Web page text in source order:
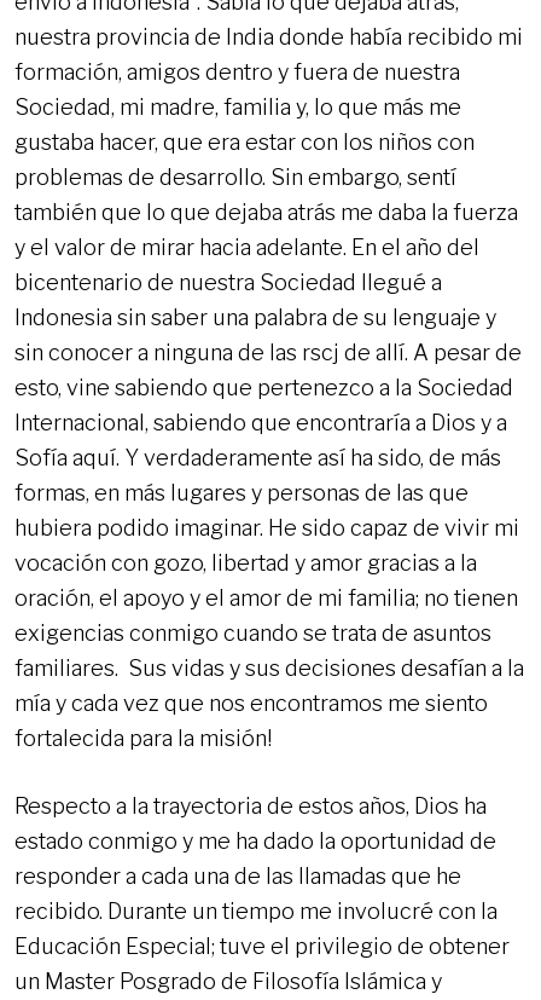
nuestra provincia de India donde había recibido mi
formación, amigos dentro y fuera de nuestra
Sociedad, mi madre, familia y, lo que más me
gustaba hacer, que era estar con los niños con
problemas de desarrollo. Sin embargo, sentí
también que lo que dejaba atrás me daba la fuerza
y el valor de mirar hacia adelante. En el año del
bicentenario de nuestra Sociedad llegué a
Indonesia sin saber una palabra de su lenguaje y
sin conocer a ninguna de las rscj de allí. A pesar de
esto, vine sabiendo que pertenezco a la Sociedad
Internacional, sabiendo que encontraría a Dios y a
Sofía aquí. Y verdaderamente así ha sido, de más
formas, en más lugares y personas de las que
hubiera podido imaginar. He sido capaz de vivir mi
vocación con gozo, libertad y amor gracias a la
oración, el apoyo y el amor de mi familia; no tienen
exigencias conmigo cuando se trata de asuntos
familiares. Sus vidas y sus decisiones desafían a la
mía y cada vez que nos encontramos me siento
fortalecida para la misión!
Respecto a la trayectoria de estos años, Dios ha
estado conmigo y me ha dado la oportunidad de
responder a cada una de las llamadas que he
recibido. Durante un tiempo me involucré con la
Educación Especial; tuve el privilegio de obtener
un Master Posgrado de Filosofía Islámica y